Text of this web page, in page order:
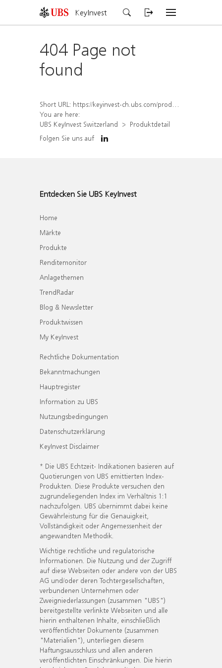
KeyInvest
404 Page not
found
Short URL: https://keyinvest-ch.ubs.com/produkt/detail/index/isin/CH1580906233
You are here:
UBS KeyInvest Switzerland
Produktdetail
Folgen Sie uns auf
Entdecken Sie UBS KeyInvest
Home
Märkte
Produkte
Renditemonitor
Anlagethemen
TrendRadar
Blog & Newsletter
Produktwissen
My KeyInvest
Rechtliche Dokumentation
Bekanntmachungen
Hauptregister
Information zu UBS
Nutzungsbedingungen
Datenschutzerklärung
KeyInvest Disclaimer
* Die UBS Echtzeit- Indikationen basieren auf
Quotierungen von UBS emittierten Index-
Produkten. Diese Produkte versuchen den
zugrundeliegenden Index im Verhältnis 1:1
nachzufolgen. UBS übernimmt dabei keine
Gewährleistung für die Genauigkeit,
Vollständigkeit oder Angemessenheit der
angewandten Methodik.
Wichtige rechtliche und regulatorische
Informationen. Die Nutzung und der Zugriff
auf diese Webseiten oder andere von der UBS
AG und/oder deren Tochtergesellschaften,
verbundenen Unternehmen oder
Zweigniederlassungen (zusammen "UBS")
bereitgestellte verlinkte Webseiten und alle
hierin enthaltenen Inhalte, einschließlich
veröffentlichter Dokumente (zusammen
"Materialien"), unterliegen diesem
Haftungsausschluss und allen anderen
veröffentlichten Einschränkungen. Die hierin